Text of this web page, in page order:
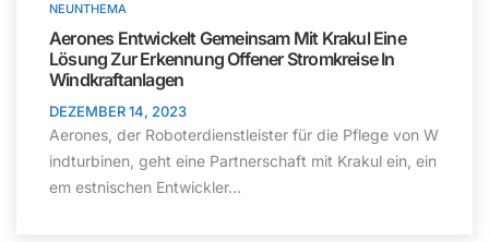
NEUNTHEMA
Aerones Entwickelt Gemeinsam Mit Krakul Eine
Lösung Zur Erkennung Offener Stromkreise In
Windkraftanlagen
DEZEMBER 14, 2023
Aerones, der Roboterdienstleister für die Pflege von W
indturbinen, geht eine Partnerschaft mit Krakul ein, ein
em estnischen Entwickler...